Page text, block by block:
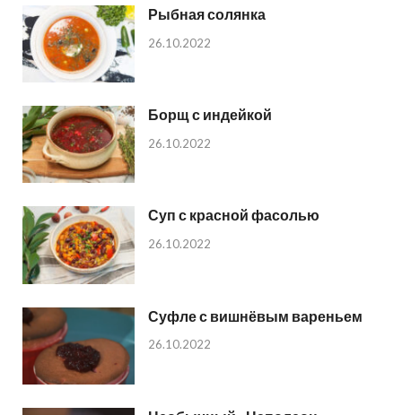
Рыбная солянка
26.10.2022
Борщ с индейкой
26.10.2022
Суп с красной фасолью
26.10.2022
Суфле с вишнёвым вареньем
26.10.2022